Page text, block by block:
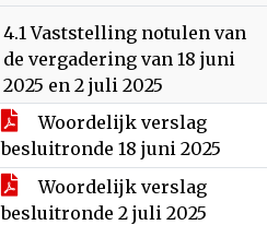
4.1 Vaststelling notulen van
de vergadering van 18 juni
2025 en 2 juli 2025
Woordelijk verslag
besluitronde 18 juni 2025
Woordelijk verslag
besluitronde 2 juli 2025